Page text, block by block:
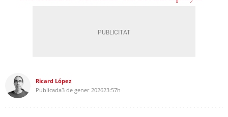
Ricard López
Publicada3 de gener 202623:57h